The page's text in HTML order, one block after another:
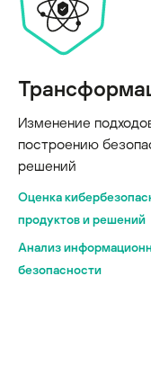
Изменение
построению
решений
Оценка
продуктов и решений
Анализ
безопасности